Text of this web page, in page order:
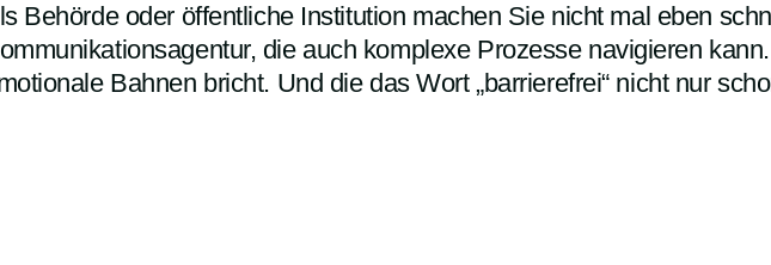
Behörde oder öffentliche Institution machen Sie nicht mal eben
die auch komplexe Prozesse navigieren
Bahnen bricht. Und die das Wort „barrierefrei“ nicht nur